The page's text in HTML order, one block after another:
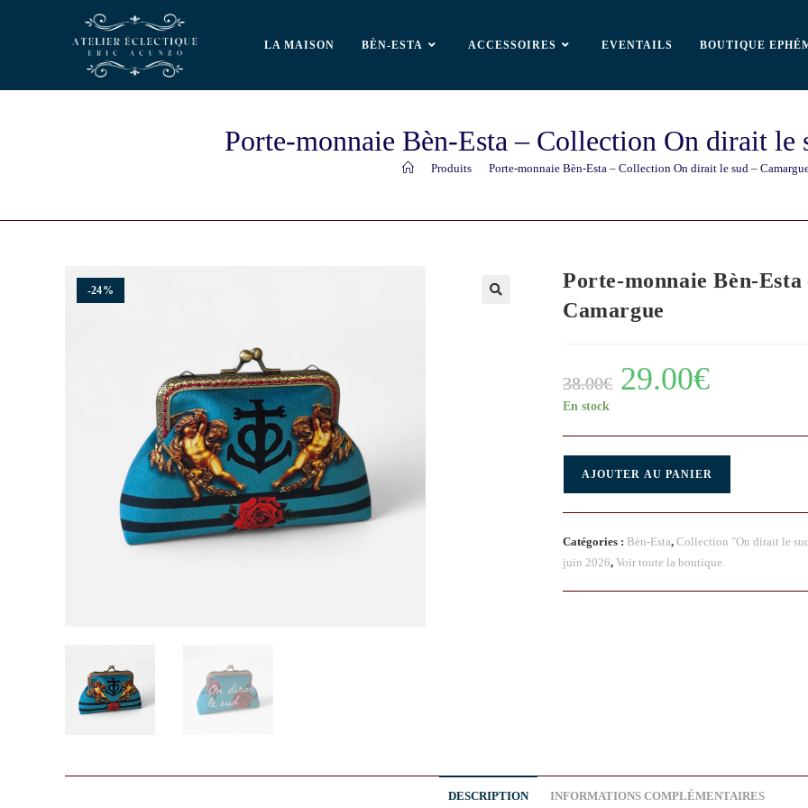
LA MAISON BÈN-ESTA ACCESSOIRES EVENTAILS BOUTIQUE
Porte-monnaie Bèn-Esta – Collection On dirait le
Produits Porte-monnaie Bèn-Esta – Collection On dirait le sud –
-24%
Porte-monnaie Bèn-
Camargue
38.00€ 29.00€
En stock
AJOUTER AU PANIER
Catégories : Bèn-Esta, Collection "On dirait le
juin 2026, Voir toute la boutique.
DESCRIPTION INFORMATIONS COMPLÉMENTAIRES